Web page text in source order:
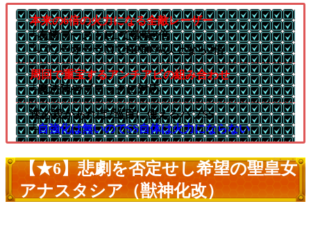
本来の6倍の火力になる全敵レーザー
└友情ブーストELで常時3倍
└パワーオーラMでHP80%以上なら2倍
周回で重宝するアンチアビの組み合わせ
└魔法陣やブロックに対応
速必殺があれば2巡目に使えるバフSS
└自強化は無いのでSS自体は火力にならない
【★6】悲劇を否定せし希望の聖皇女
アナスタシア（獣神化改）